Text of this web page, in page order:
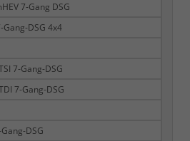
7-Gang DSG
Gang-DSG 4x4
7-Gang-DSG
7-Gang-DSG
DSG